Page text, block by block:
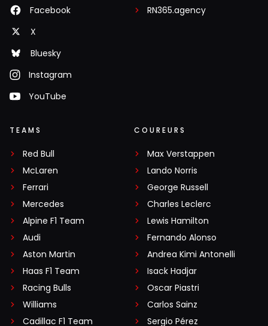
Facebook
X
Bluesky
Instagram
YouTube
RN365.agency
TEAMS
Red Bull
McLaren
Ferrari
Mercedes
Alpine F1 Team
Audi
Aston Martin
Haas F1 Team
Racing Bulls
Williams
Cadillac F1 Team
COUREURS
Max Verstappen
Lando Norris
George Russell
Charles Leclerc
Lewis Hamilton
Fernando Alonso
Andrea Kimi Antonelli
Isack Hadjar
Oscar Piastri
Carlos Sainz
Sergio Pérez